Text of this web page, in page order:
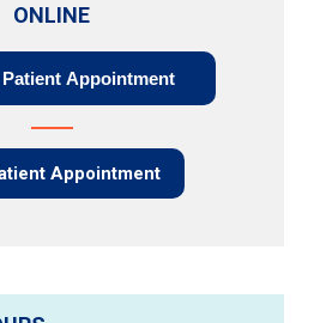
ONLINE
Appointment
Appointment